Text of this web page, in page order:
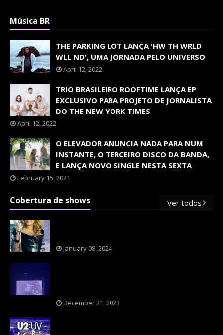
Música BR
THE PARKING LOT LANÇA 'HW TH WRLD
WLL ND', UMA JORNADA PELO UNIVERSO
April 12, 2022
TRIO BRASILEIRO ROOFTIME LANÇA EP
EXCLUSIVO PARA PROJETO DE JORNALISTA
DO THE NEW YORK TIMES
April 12, 2022
O ELEVADOR ANUNCIA NADA PARA NUM
INSTANTE, O TERCEIRO DISCO DA BANDA,
E LANÇA NOVO SINGLE NESTA SEXTA
February 15, 2021
Cobertura de shows Ver todos
January 08, 2024
December 21, 2023